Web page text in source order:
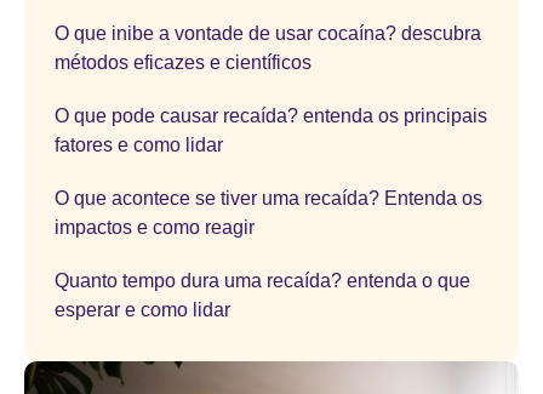
O que inibe a vontade de usar cocaína? descubra
métodos eficazes e científicos
O que pode causar recaída? entenda os principais
fatores e como lidar
O que acontece se tiver uma recaída? Entenda os
impactos e como reagir
Quanto tempo dura uma recaída? entenda o que
esperar e como lidar